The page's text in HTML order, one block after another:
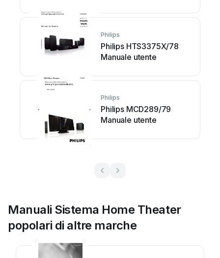
Philips
Philips HTS3375X/78
Manuale utente
Philips
Philips MCD289/79
Manuale utente
Manuali Sistema Home Theater
popolari di altre marche